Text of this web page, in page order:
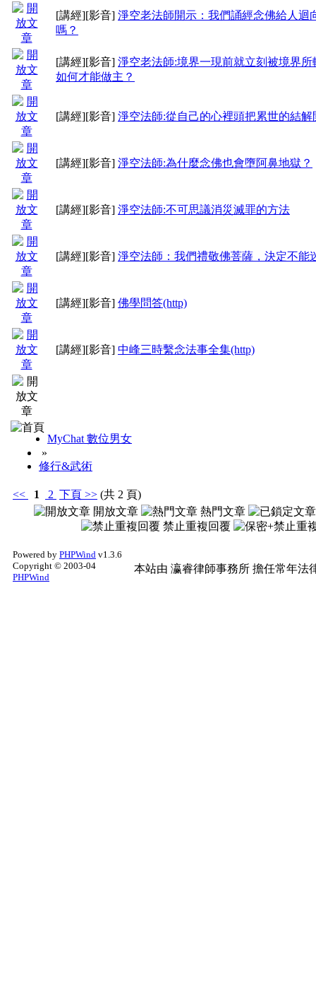
[講經][影音] 淨空老法師開示：我們誦經念佛給人迴
嗎？
[講經][影音] 淨空老法師:境界一現前就立刻被境界所
如何才能做主？
[講經][影音] 淨空法師:從自己的心裡頭把累世的結解
[講經][影音] 淨空法師:為什麼念佛也會墮阿鼻地獄？
[講經][影音] 淨空法師:不可思議消災滅罪的方法
[講經][影音] 淨空法師：我們禮敬佛菩薩，決定不能
[講經][影音] 佛學問答(http)
[講經][影音] 中峰三時繫念法事全集(http)
MyChat 數位男女
»
修行&武術
<< 1 2 下頁 >> (共 2 頁)
開放文章
熱門文章
禁止重複回覆
Powered by PHPWind v1.3.6
Copyright © 2003-04
PHPWind
本站由 瀛睿律師事務所 擔任常年法